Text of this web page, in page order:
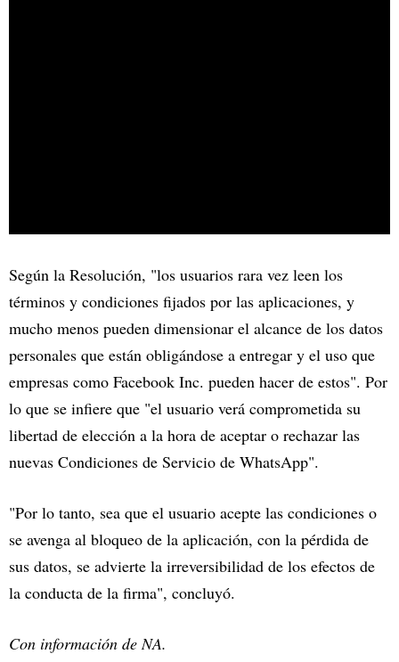
Según la Resolución, "los usuarios rara vez leen los
términos y condiciones fijados por las aplicaciones, y
mucho menos pueden dimensionar el alcance de los datos
personales que están obligándose a entregar y el uso que
empresas como Facebook Inc. pueden hacer de estos". Por
lo que se infiere que "el usuario verá comprometida su
libertad de elección a la hora de aceptar o rechazar las
nuevas Condiciones de Servicio de WhatsApp".
"Por lo tanto, sea que el usuario acepte las condiciones o
se avenga al bloqueo de la aplicación, con la pérdida de
sus datos, se advierte la irreversibilidad de los efectos de
la conducta de la firma", concluyó.
Con información de NA.